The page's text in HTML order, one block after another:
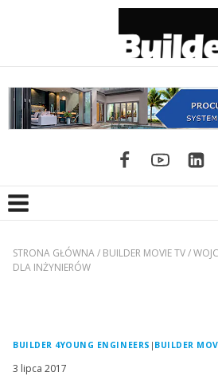
STRONA GŁÓWNA/ BUILDER MOVIE TV/
DLA INŻYNIERÓW
BUILDER 4YOUNG ENGINEERS | BUILDER
3 lipca 2017